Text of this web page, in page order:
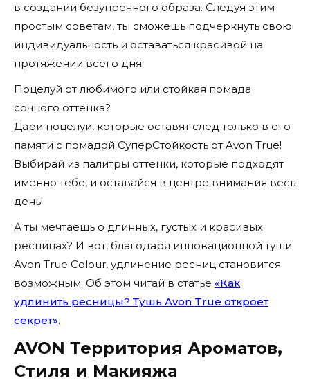
в создании безупречного образа. Следуя этим
простым советам, ты сможешь подчеркнуть свою
индивидуальность и оставаться красивой на
протяжении всего дня.
Поцелуй от любимого или стойкая помада
сочного оттенка?
Дари поцелуи, которые оставят след только в его
памяти с помадой СуперСтойкость от Avon True!
Выбирай из палитры оттенки, которые подходят
именно тебе, и оставайся в центре внимания весь
день!
А ты мечтаешь о длинных, густых и красивых
ресницах? И вот, благодаря инновационной туши
Avon True Colour, удлинение ресниц становится
возможным. Об этом читай в статье «Как
удлинить ресницы? Тушь Avon True откроет
секрет».
AVON Территория Ароматов,
Стиля и Макияжа